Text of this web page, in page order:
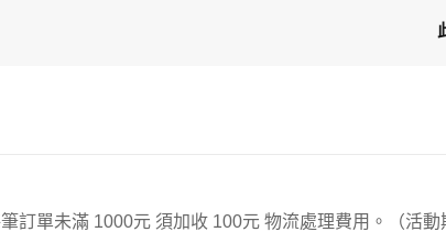
訂單未滿 1000元 須加收 100元 物流處理費用。（活動